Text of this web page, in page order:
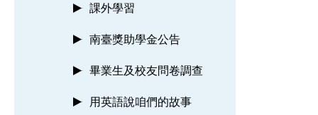
課外學習
南臺獎助學金公告
畢業生及校友問卷調查
用英語說咱們的故事